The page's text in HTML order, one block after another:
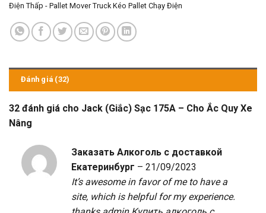
Điện Thấp - Pallet Mover Truck Kéo Pallet Chạy Điện
Đánh giá (32)
32 đánh giá cho Jack (Giắc) Sạc 175A – Cho Ắc Quy Xe
Nâng
Заказать Алкоголь с доставкой
Екатеринбург – 21/09/2023
It’s awesome in favor of me to have a
site, which is helpful for my experience.